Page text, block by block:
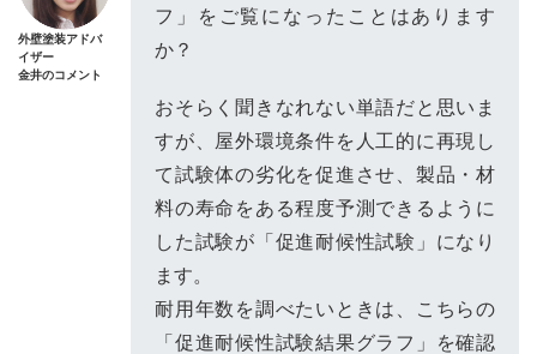
外壁塗装アドバ
イザー
金井のコメント
フ」をご覧になったことはあります
か？
おそらく聞きなれない単語だと思いま
すが、屋外環境条件を人工的に再現し
て試験体の劣化を促進させ、製品・材
料の寿命をある程度予測できるように
した試験が「促進耐候性試験」になり
ます。
耐用年数を調べたいときは、こちらの
「促進耐候性試験結果グラフ」を確認